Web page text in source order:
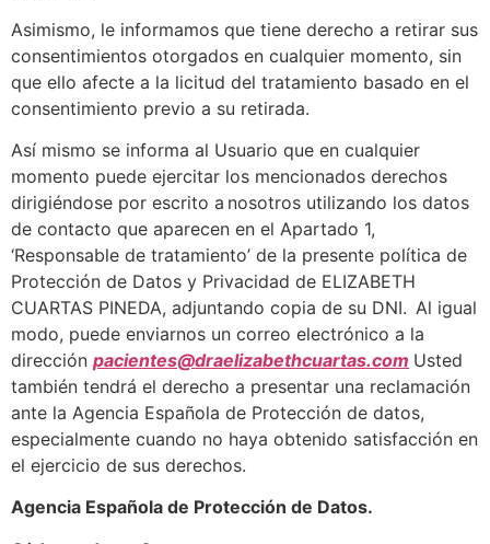
Asimismo, le informamos que tiene derecho a retirar sus
consentimientos otorgados en cualquier momento, sin
que ello afecte a la licitud del tratamiento basado en el
consentimiento previo a su retirada.
Así mismo se informa al Usuario que en cualquier
momento puede ejercitar los mencionados derechos
dirigiéndose por escrito a nosotros utilizando los datos
de contacto que aparecen en el Apartado 1,
‘Responsable de tratamiento’ de la presente política de
Protección de Datos y Privacidad de ELIZABETH
CUARTAS PINEDA, adjuntando copia de su DNI. Al igual
modo, puede enviarnos un correo electrónico a la
dirección pacientes@draelizabethcuartas.com Usted
también tendrá el derecho a presentar una reclamación
ante la Agencia Española de Protección de datos,
especialmente cuando no haya obtenido satisfacción en
el ejercicio de sus derechos.
Agencia Española de Protección de Datos.